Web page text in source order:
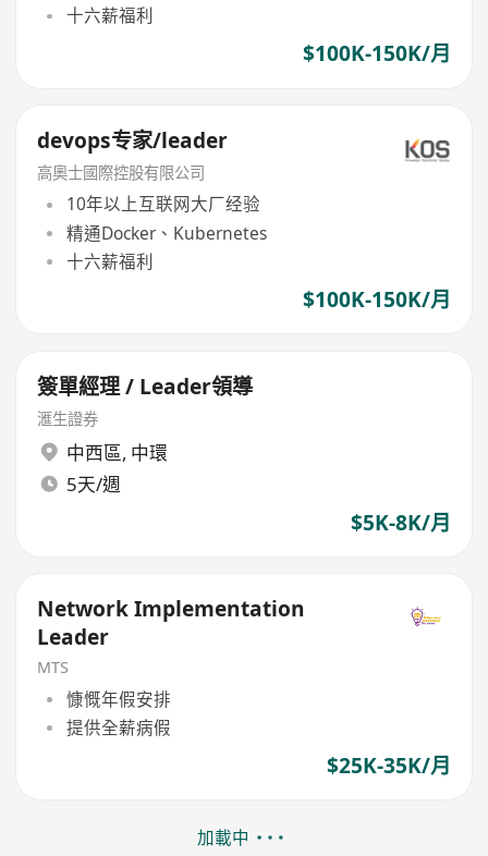
十六薪福利
$100K-150K/月
devops专家/leader
高奧士國際控股有限公司
10年以上互联网大厂经验
精通Docker、Kubernetes
十六薪福利
$100K-150K/月
簽單經理 / Leader領導
滙生證券
中西區, 中環
5天/週
$5K-8K/月
Network Implementation
Leader
MTS
慷慨年假安排
提供全薪病假
$25K-35K/月
加載中